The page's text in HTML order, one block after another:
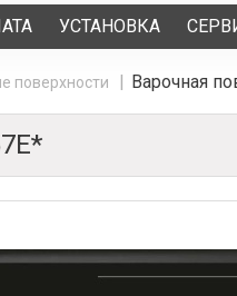
УСТАНОВКА
поверхности Варочная